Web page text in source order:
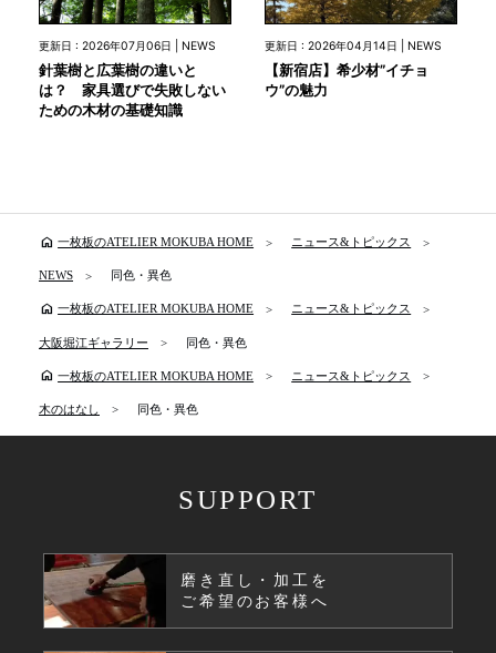
更新日 : 2026年07月06日 | NEWS
針葉樹と広葉樹の違いと
は？ 家具選びで失敗しない
ための木材の基礎知識
更新日 : 2026年04月14日 | NEWS
【新宿店】希少材”イチョ
ウ”の魅力
home 一枚板のATELIER MOKUBA HOME ニュース&トピックス
NEWS 同色・異色
home 一枚板のATELIER MOKUBA HOME ニュース&トピックス
大阪堀江ギャラリー 同色・異色
home 一枚板のATELIER MOKUBA HOME ニュース&トピックス
木のはなし 同色・異色
SUPPORT
磨き直し・加工を
ご希望のお客様へ